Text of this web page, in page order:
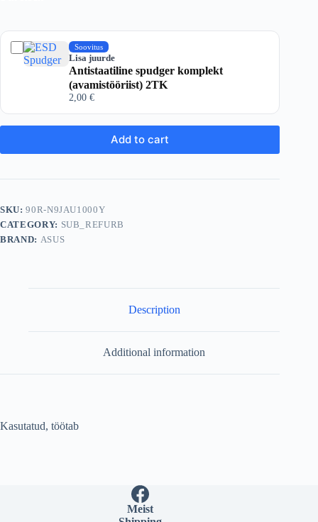
Soovitus
Lisa juurde
Antistaatiline spudger komplekt
(avamistööriist) 2TK
2,00 €
Add to cart
SKU:90R-N9JAU1000Y
CATEGORY: SUB_REFURB
BRAND: ASUS
Description
Additional information
Kasutatud, töötab
Meist